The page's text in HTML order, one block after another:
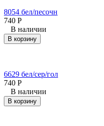
8054 бел/песочн
740 Р
В наличии
В корзину
6629 бел/сер/гол
740 Р
В наличии
В корзину